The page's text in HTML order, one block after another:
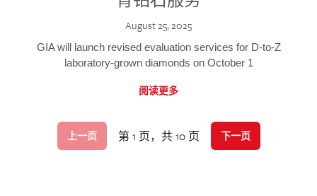
August 25, 2025
GIA will launch revised evaluation services for D-to-Z
laboratory-grown diamonds on October 1
阅读更多
上一页 第 1 页，共 10 页 下一页